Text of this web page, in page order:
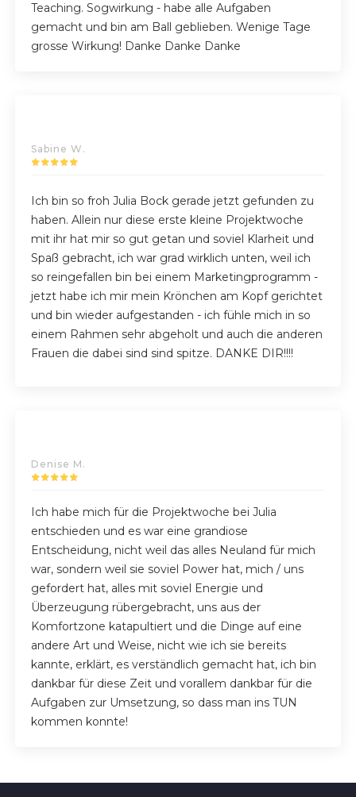
Teaching. Sogwirkung - habe alle Aufgaben
gemacht und bin am Ball geblieben. Wenige Tage
grosse Wirkung! Danke Danke Danke
Sabine W.
Ich bin so froh Julia Bock gerade jetzt gefunden zu
haben. Allein nur diese erste kleine Projektwoche
mit ihr hat mir so gut getan und soviel Klarheit und
Spaß gebracht, ich war grad wirklich unten, weil ich
so reingefallen bin bei einem Marketingprogramm -
jetzt habe ich mir mein Krönchen am Kopf gerichtet
und bin wieder aufgestanden - ich fühle mich in so
einem Rahmen sehr abgeholt und auch die anderen
Frauen die dabei sind sind spitze. DANKE DIR!!!!
Denise M.
Ich habe mich für die Projektwoche bei Julia
entschieden und es war eine grandiose
Entscheidung, nicht weil das alles Neuland für mich
war, sondern weil sie soviel Power hat, mich / uns
gefordert hat, alles mit soviel Energie und
Überzeugung rübergebracht, uns aus der
Komfortzone katapultiert und die Dinge auf eine
andere Art und Weise, nicht wie ich sie bereits
kannte, erklärt, es verständlich gemacht hat, ich bin
dankbar für diese Zeit und vorallem dankbar für die
Aufgaben zur Umsetzung, so dass man ins TUN
kommen konnte!